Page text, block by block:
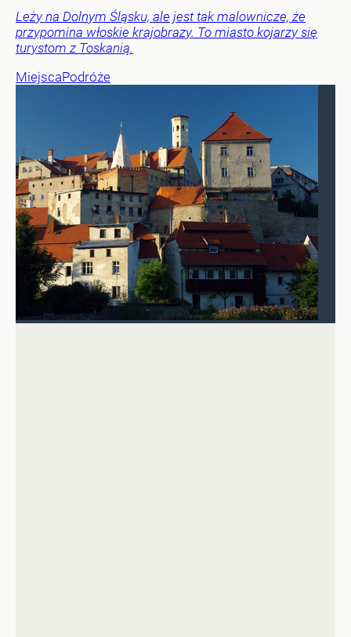
Leży na Dolnym Śląsku, ale jest tak malownicze, że
przypomina włoskie krajobrazy. To miasto kojarzy się
turystom z Toskanią.
MiejscaPodróże